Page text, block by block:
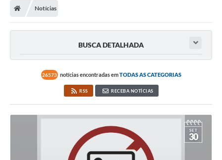
Notícias
BUSCA DETALHADA
26573 notícias encontradas emTODAS AS CATEGORIAS
RSS RECEBA NOTÍCIAS
SET
30